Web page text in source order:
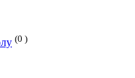
(0 )